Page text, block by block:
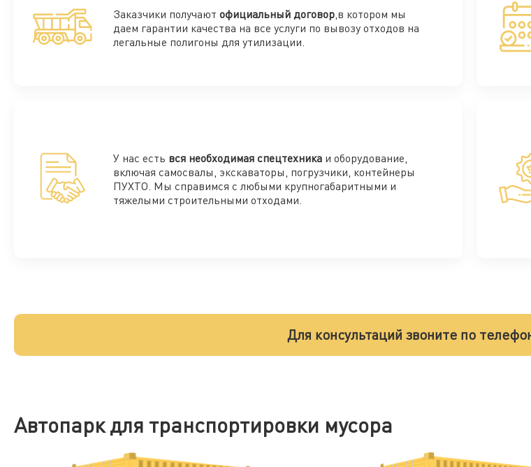
Заказчики получают официальный договор,в котором мы
даем гарантии качества на все услуги по вывозу отходов на
легальные полигоны для утилизации.
У нас есть вся необходимая спецтехника и оборудование,
включая самосвалы, экскаваторы, погрузчики, контейнеры
ПУХТО. Мы справимся с любыми крупногабаритными и
тяжелыми строительными отходами.
Для консультаций звоните по
Автопарк для транспортировки мусора